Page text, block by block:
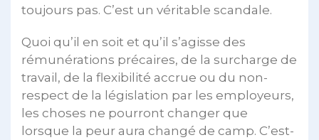
toujours pas. C’est un véritable scandale.
Quoi qu’il en soit et qu’il s’agisse des
rémunérations précaires, de la surcharge de
travail, de la flexibilité accrue ou du non-
respect de la législation par les employeurs,
les choses ne pourront changer que
lorsque la peur aura changé de camp. C’est-